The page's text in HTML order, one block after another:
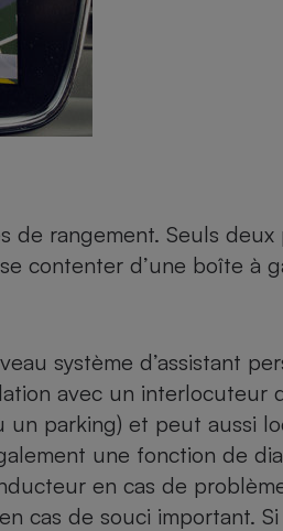
de rangement. Seuls
contenter d’une boîte à
système d’assistant
avec un interlocuteur
parking) et peut aussi
une fonction de
en cas de
cas de souci important.